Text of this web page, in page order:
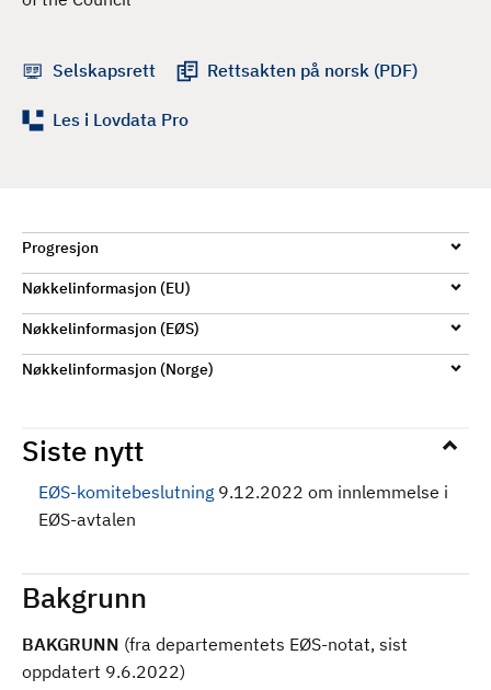
Selskapsrett Rettsakten på norsk (PDF)
Les i Lovdata Pro
Progresjon
Nøkkelinformasjon (EU)
Nøkkelinformasjon (EØS)
Nøkkelinformasjon (Norge)
Siste nytt
EØS-komitebeslutning 9.12.2022 om innlemmelse i
EØS-avtalen
Bakgrunn
BAKGRUNN (fra departementets EØS-notat, sist
oppdatert 9.6.2022)